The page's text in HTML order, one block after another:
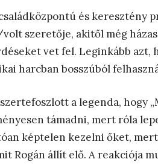
és keresztény
szeretője, akitől még
vet fel. Leginkább azt,
harcban bosszúból
a legenda, hogy
támadni, mert róla
képtelen kezelni őket,
Rogán állít elő. A reakciója